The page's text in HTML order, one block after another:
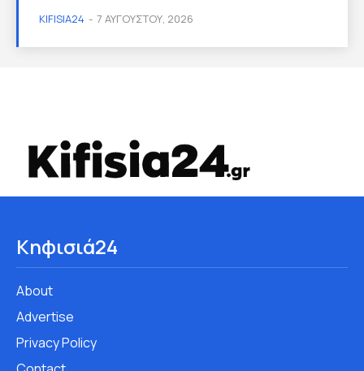
KIFISIA24 - 7 ΑΥΓΟΎΣΤΟΥ, 2026
Κηφισιά24
About
Advertise
Privacy Policy